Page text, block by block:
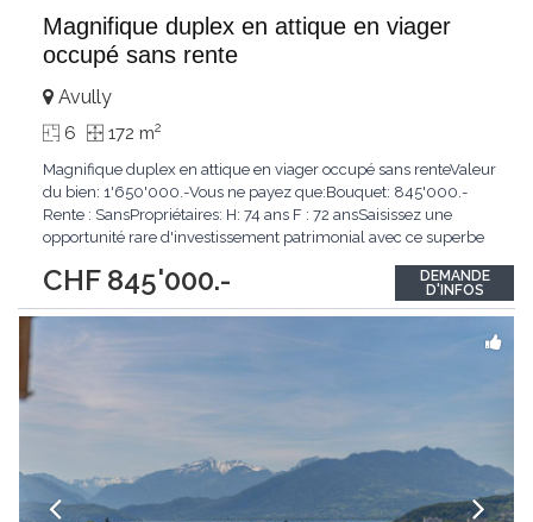
Magnifique duplex en attique en viager
occupé sans rente
CHF 845'000.-
Avully
6 172 m2
Magnifique duplex en attique en viager occupé sans renteValeur
du bien: 1'650'000.-Vous ne payez que:Bouquet: 845'000.-
Rente : SansPropriétaires: H: 74 ans F : 72 ansSaisissez une
opportunité rare d'investissement patrimonial avec ce superbe
charmant village d'Avully, dans un environnement calme,
verdoyant et particulièrement recherché.Situé...
DEMANDE
D'INFOS